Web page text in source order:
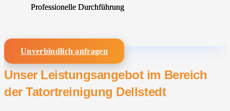
Professionelle Durchführung
Unverbindlich anfragen
Unser Leistungsangebot im Bereich
der Tatortreinigung Dellstedt